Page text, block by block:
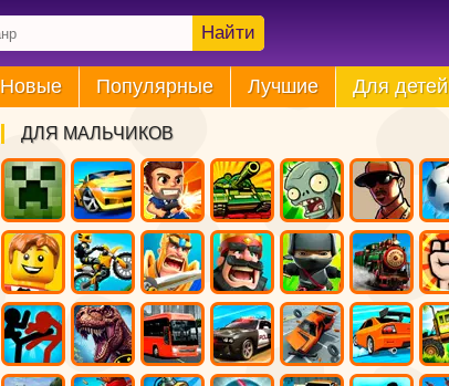
Найти
Новые Популярные Лучшие Для детей
ДЛЯ МАЛЬЧИКОВ